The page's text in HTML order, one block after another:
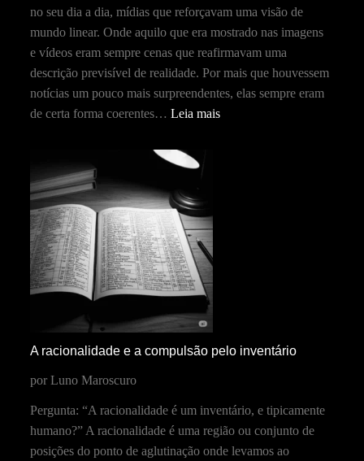
no seu dia a dia, mídias que reforçavam uma visão de
mundo linear. Onde aquilo que era mostrado nas imagens
e vídeos eram sempre cenas que reafirmavam uma
descrição previsível de realidade. Por mais que houvessem
notícias um pouco mais surpreendentes, elas sempre eram
de certa forma coerentes… Leia mais
A racionalidade e a compulsão pelo inventário
por Luno Maroscuro
Pergunta: “A racionalidade é um inventário, e tipicamente
humano?” A racionalidade é uma região ou conjunto de
posições do ponto de aglutinação onde levamos ao